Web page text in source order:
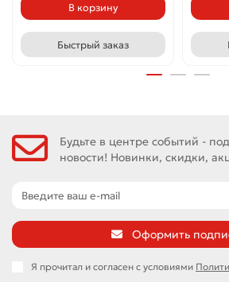
В корзину
Быстрый заказ
Будьте в центре событий -
новости! Новинки, скидки,
Оформить
Я прочитал и согласен с условиями